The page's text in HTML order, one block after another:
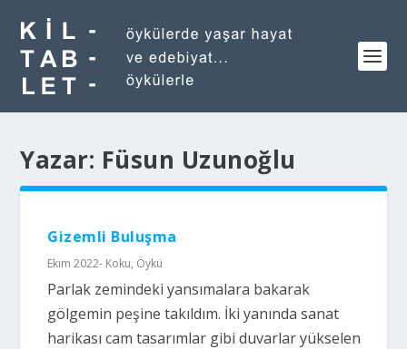
Yazar: Füsun Uzunoğlu
Gizemli Buluşma
Ekim 2022- Koku, Öykü
Parlak zemindeki yansımalara bakarak
gölgemin peşine takıldım. İki yanında sanat
harikası cam tasarımlar gibi duvarlar yükselen